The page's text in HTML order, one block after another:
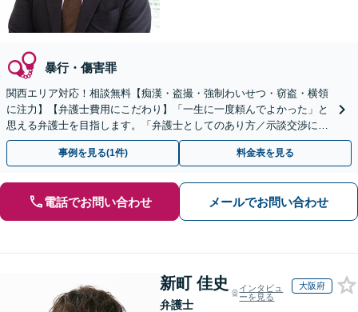
暴行・傷害罪
関西エリア対応！相談無料【痴漢・盗撮・強制わいせつ・窃盗・横領
に注力】【弁護士費用にこだわり】「一生に一度頼んでよかった」と
思える弁護士を目指します。「弁護士としてのあり方／示談交渉に義
を」「弁護士費用にこだわる」依頼者に寄り添った金額設定
事例を見る(1件) 料金表を見る
電話でお問い合わせ メールでお問い合わせ
新町 佳史
弁護士
インタビュ
ーを見る
大阪府